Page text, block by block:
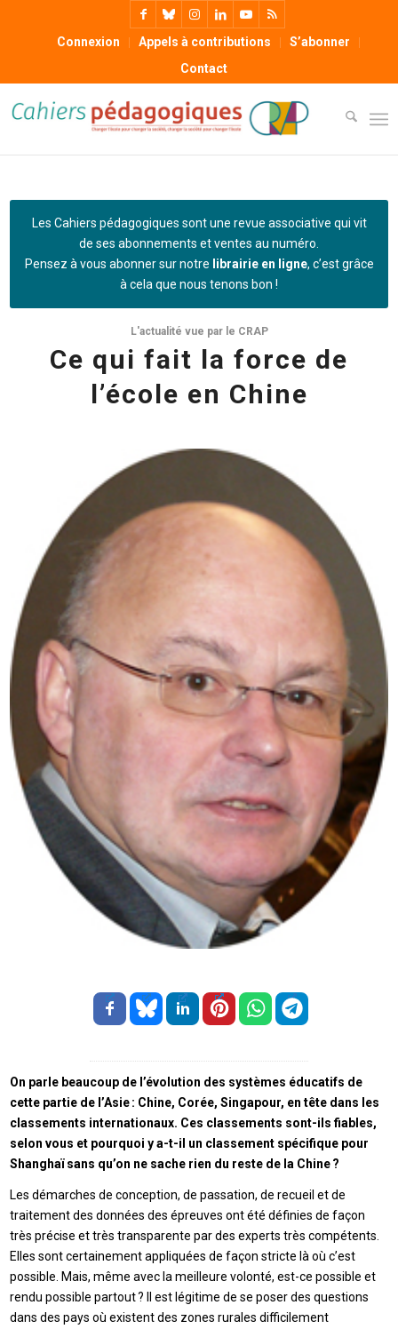
Connexion Appels à contributions
S’abonner
Contact
Les Cahiers pédagogiques sont une revue associative qui vit
de ses abonnements et ventes au numéro.
Pensez à vous abonner sur notre librairie en ligne, c’est grâce
à cela que nous tenons bon !
L'actualité vue par le CRAP
Ce qui fait la force de
l’école en Chine
On parle beaucoup de l’évolution des systèmes éducatifs de
cette partie de l’Asie : Chine, Corée, Singapour, en tête dans les
classements internationaux. Ces classements sont-ils fiables,
selon vous et pourquoi y a-t-il un classement spécifique pour
Shanghaï sans qu’on ne sache rien du reste de la Chine ?
Les démarches de conception, de passation, de recueil et de
traitement des données des épreuves ont été définies de façon
très précise et très transparente par des experts très compétents.
Elles sont certainement appliquées de façon stricte là où c’est
possible. Mais, même avec la meilleure volonté, est-ce possible et
rendu possible partout ? Il est légitime de se poser des questions
dans des pays où existent des zones rurales difficilement